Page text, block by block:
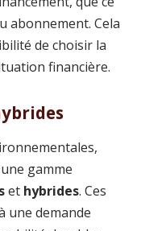
abonnement. Cela
de choisir la
financière.
gamme
et hybrides. Ces
une demande